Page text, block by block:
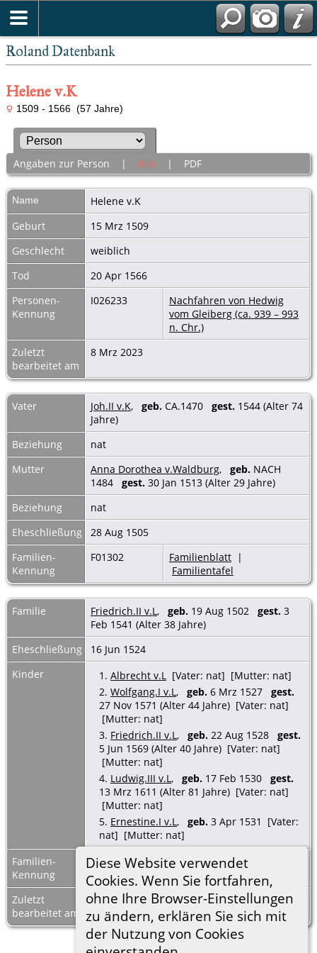
Roland Datenbank
Diese Website verwendet
Cookies. Wenn Sie fortfahren,
ohne Ihre Browser-Einstellungen
zu ändern, erklären Sie sich mit
der Nutzung von Cookies
Helene v.K
1509 - 1566 (57 Jahre)
Angaben zur Person | Alle | PDF
Name Helene v.K
Geburt
15 Mrz 1509
Geschlecht
weiblich
Tod
20 Apr 1566
Personen-
Kennung
I026233
Nachfahren von Hedwig
vom Gleiberg (ca. 939 – 993
n. Chr.)
Zuletzt
bearbeitet am
8 Mrz 2023
Vater Joh.II v.K, geb. CA.1470 gest. 1544 (Alter 74
Jahre)
Beziehung
nat
Mutter
Anna Dorothea v.Waldburg, geb. NACH
1484 gest. 30 Jan 1513 (Alter 29 Jahre)
Beziehung
nat
Eheschließung
28 Aug 1505
Familien-
Kennung
F01302 Familienblatt |
Familientafel
Familie Friedrich.II v.L, geb. 19 Aug 1502 gest. 3
Feb 1541 (Alter 38 Jahre)
Eheschließung
16 Jun 1524
Kinder
1. Albrecht v.L [Vater: nat] [Mutter: nat]
2. Wolfgang.I v.L, geb. 6 Mrz 1527 gest.
27 Nov 1571 (Alter 44 Jahre) [Vater: nat]
[Mutter: nat]
3. Friedrich.II v.L, geb. 22 Aug 1528 gest.
5 Jun 1569 (Alter 40 Jahre) [Vater: nat]
[Mutter: nat]
4. Ludwig.III v.L, geb. 17 Feb 1530 gest.
13 Mrz 1611 (Alter 81 Jahre) [Vater: nat]
[Mutter: nat]
5. Ernestine.I v.L, geb. 3 Apr 1531 [Vater:
nat] [Mutter: nat]
Familien-
Kennung
F23660 Familienblatt|
Familientafel
Zuletzt
bearbeitet am
8 Mrz 2023